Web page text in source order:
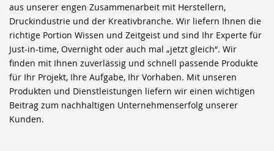
aus unserer engen Zusammenarbeit mit Herstellern,
Druckindustrie und der Kreativbranche. Wir liefern Ihnen die
richtige Portion Wissen und Zeitgeist und sind Ihr Experte für
Just-in-time, Overnight oder auch mal „jetzt gleich“. Wir
finden mit Ihnen zuverlässig und schnell passende Produkte
für Ihr Projekt, Ihre Aufgabe, Ihr Vorhaben. Mit unseren
Produkten und Dienstleistungen liefern wir einen wichtigen
Beitrag zum nachhaltigen Unternehmenserfolg unserer
Kunden.